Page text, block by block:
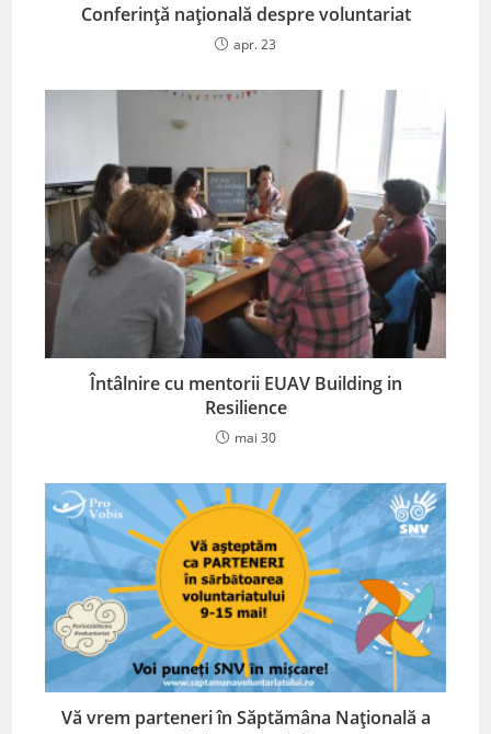
Conferință națională despre voluntariat
apr. 23
Întâlnire cu mentorii EUAV Building in
Resilience
mai 30
Vă vrem parteneri în Săptămâna Națională a